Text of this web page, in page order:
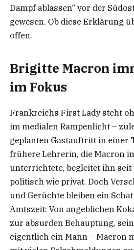
Dampf ablassen“ vor der
gewesen. Ob diese Erklärung
offen.
Brigitte Macron
im Fokus
Frankreichs First Lady steht
im medialen Rampenlicht –
geplanten Gastauftritt in einer
frühere Lehrerin, die Macron
unterrichtete, begleitet ihn seit
politisch wie privat. Doch
und Gerüchte bleiben ein
Amtszeit: Von angeblichen
zur absurden Behauptung,
eigentlich ein Mann – Macron